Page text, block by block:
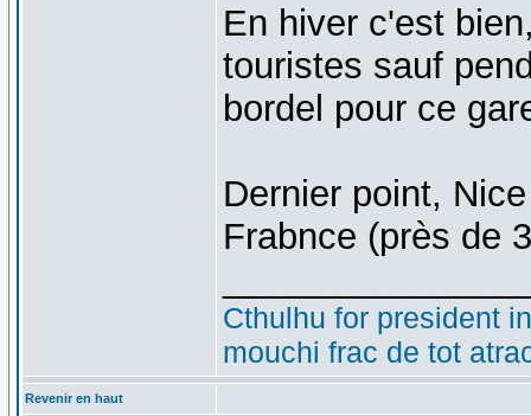
En hiver c'est
touristes sauf
bordel pour ce
Dernier point,
Frabnce (près de
Cthulhu for president
mouchi frac de tot
Revenir en haut